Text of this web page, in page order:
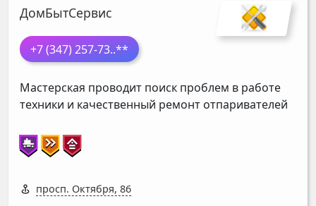
ДомБытСервис
+7 (347) 257-73..**
Мастерская проводит поиск проблем в работе
техники и качественный ремонт отпаривателей
просп. Октября, 86